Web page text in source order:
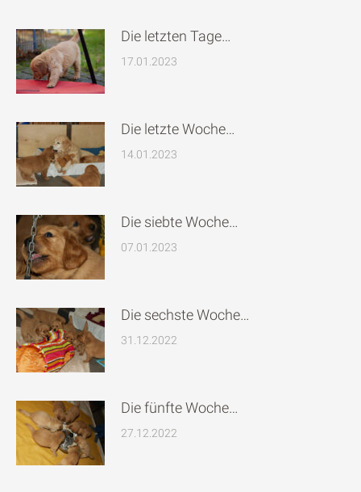
Die letzten Tage…
17.01.2023
Die letzte Woche…
14.01.2023
Die siebte Woche…
07.01.2023
Die sechste Woche…
31.12.2022
Die fünfte Woche…
27.12.2022